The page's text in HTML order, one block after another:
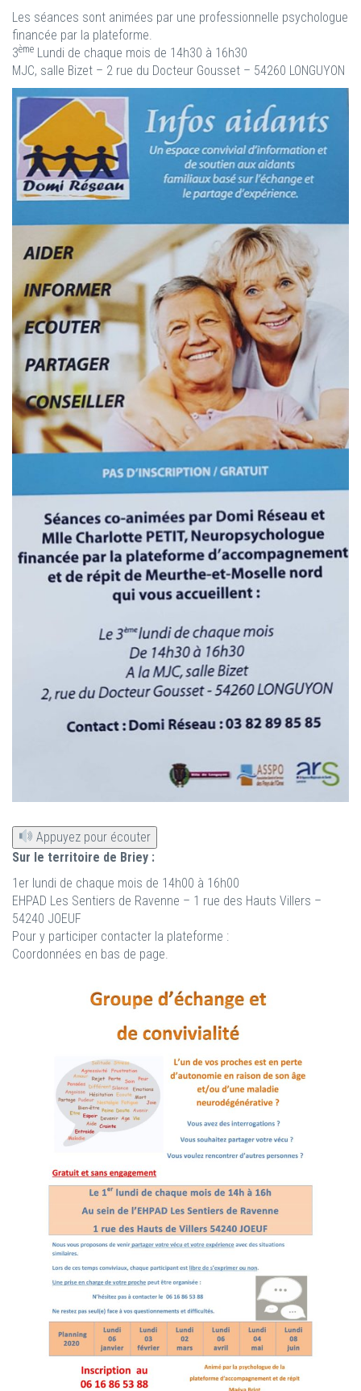
Les séances sont animées par une professionnelle psychologue
financée par la plateforme.
3ème Lundi de chaque mois de 14h30 à 16h30
MJC, salle Bizet – 2 rue du Docteur Gousset – 54260 LONGUYON
Appuyez pour écouter
Sur le territoire de Briey :
1er lundi de chaque mois de 14h00 à 16h00
EHPAD Les Sentiers de Ravenne – 1 rue des Hauts Villers –
54240 JOEUF
Pour y participer contacter la plateforme :
Coordonnées en bas de page.